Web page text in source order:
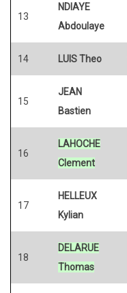
13
NDIAYE
Abdoulaye
14 LUIS Theo
15
JEAN
Bastien
16
LAHOCHE
Clement
17
HELLEUX
Kylian
18
DELARUE
Thomas